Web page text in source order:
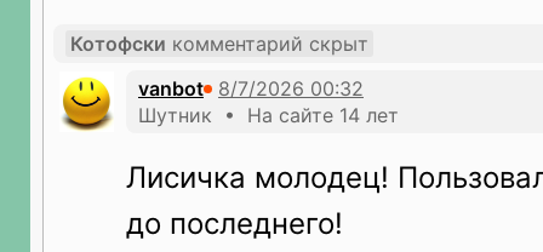
Котофски комментарий скрыт
vanbot
Шутник • На сайте 14 лет
Лисичка молодец!
до последнего!